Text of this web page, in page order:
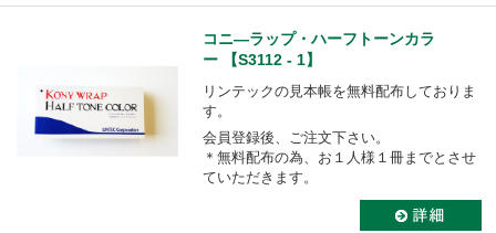
コニ―ラップ・ハーフトーンカラ
ー 【S3112 - 1】
リンテックの見本帳を無料配布しておりま
す。
会員登録後、ご注文下さい。
＊無料配布の為、お１人様１冊までとさせ
ていただきます。